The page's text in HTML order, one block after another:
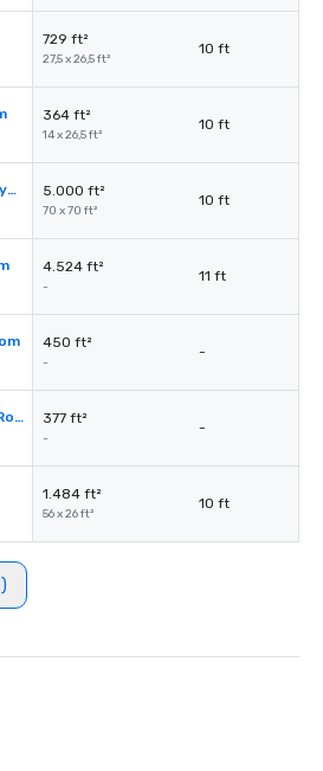
729 ft²
27,5 x 26,5 ft²
10 ft
364 ft²
14 x 26,5 ft²
10 ft
The Oaks Courtyard 5.000 ft²
70 x 70 ft²
10 ft
4.524 ft²
-
11 ft
450 ft²
-
-
The ATX Board Room 377 ft²
-
-
1.484 ft²
56 x 26 ft²
10 ft